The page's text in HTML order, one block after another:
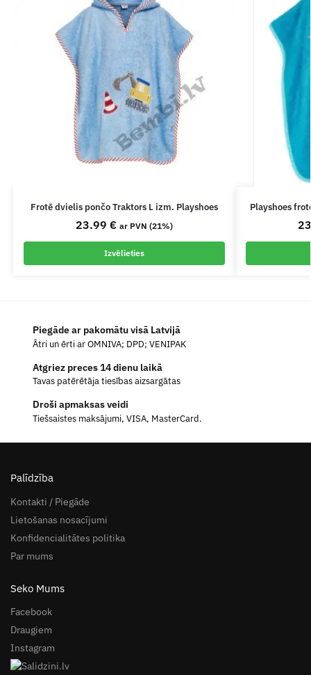
Frotē dvielis pončo Traktors L izm. Playshoes
23.99 € ar PVN (21%)
Izvēlieties
Playshoes
Piegāde ar pakomātu visā Latvijā
Ātri un ērti ar OMNIVA; DPD; VENIPAK
Atgriez preces 14 dienu laikā
Tavas patērētāja tiesības aizsargātas
Droši apmaksas veidi
Tiešsaistes maksājumi, VISA, MasterCard.
Palīdzība
Kontakti / Piegāde
Lietošanas nosacījumi
Konfidencialitātes politika
Par mums
Seko Mums
Facebook
Draugiem
Instagram